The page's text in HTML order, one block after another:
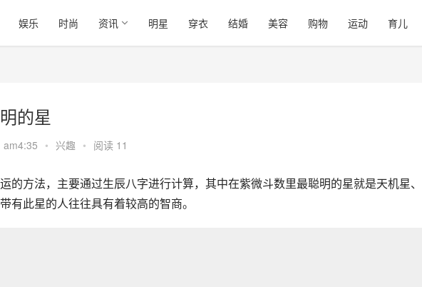
娱乐 时尚 资讯 明星 穿衣 结婚 美容 购物 运动 育儿
的星
am4:35 • 兴趣 • 阅读 11
的方法，主要通过生辰八字进行计算，其中在紫微斗数里最聪明的星就是天机星
有此星的人往往具有着较高的智商。